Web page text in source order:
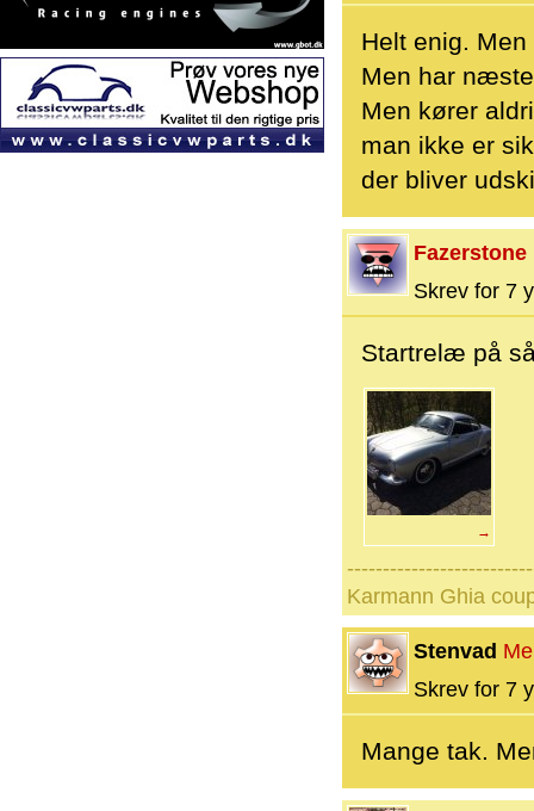
Helt enig.
Men har
Men kører
man ikke er
der bliver
Fazerstone
Skrev for 7
Startrelæ på
→
Karmann Ghia
Stenvad
Skrev for 7
Mange tak.